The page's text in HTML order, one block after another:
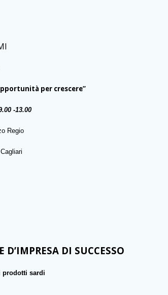
per crescere”
-13.00
Regio
DI SUCCESSO
prodotti sardi